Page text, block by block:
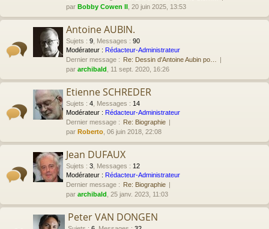
par Bobby Cowen II , 20 juin 2025, 13:53
Antoine AUBIN.
Sujets : 9 Messages : 90
Modérateur : Rédacteur-Administrateur
Dernier message : Re: Dessin d'Antoine Aubin po…
par archibald , 11 sept. 2020, 16:26
Etienne SCHREDER
Sujets : 4 Messages : 14
Modérateur : Rédacteur-Administrateur
Dernier message : Re: Biographie
par Roberto , 06 juin 2018, 22:08
Jean DUFAUX
Sujets : 3 Messages : 12
Modérateur : Rédacteur-Administrateur
Dernier message : Re: Biographie
par archibald , 25 janv. 2023, 11:03
Peter VAN DONGEN